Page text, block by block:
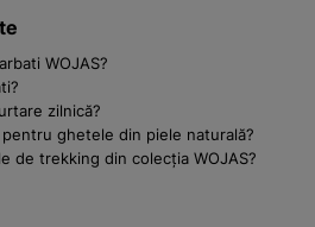
WOJAS?
zilnică?
ghetele din piele naturală?
de trekking din colecția WOJAS?